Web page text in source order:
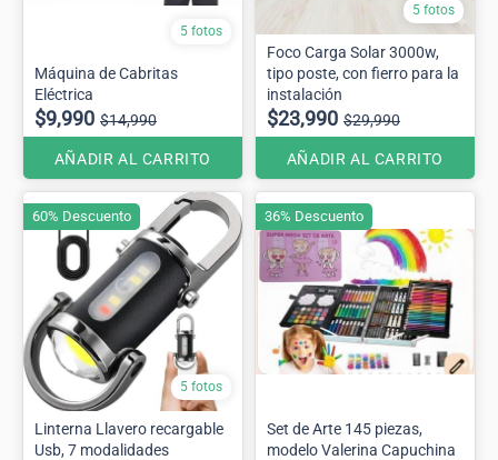
5 fotos
Máquina de Cabritas
Eléctrica
$9,990 $14,990
AÑADIR AL CARRITO
5 fotos
Foco Carga Solar 3000w,
tipo poste, con fierro para la
instalación
$23,990 $29,990
AÑADIR AL CARRITO
5 fotos
Linterna Llavero recargable
Usb, 7 modalidades
60% Descuento
Set de Arte 145 piezas,
modelo Valerina Capuchina
36% Descuento